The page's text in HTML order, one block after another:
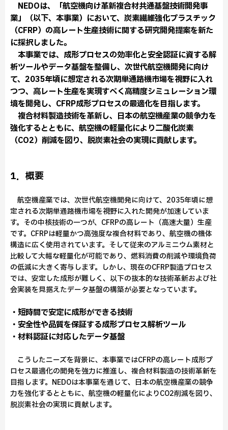
NEDOは、「航空機向け革新複合材共通基盤技術開発事
業」（以下、本事業）において、炭素繊維強化プラスチック
（CFRP）の高レート生産技術に関する研究開発提案を新た
に採択しました。
本事業では、成形プロセスの効率化と安全認証に資する解
析ツールやデータ基盤を整備し、次世代航空機開発に向け
て、2035年頃に想定される次期単通路機市場を視野に入れ
つつ、高レート生産を実現すべく高精度シミュレーション環
境を開発し、CFRP成形プロセスの最適化を目指します。
複合材料製造技術を革新し、日本の航空機産業の競争力を
強化するとともに、航空機の軽量化により二酸化炭素
（CO2）削減を図り、脱炭素社会の実現に貢献します。
1．概要
航空機産業では、次世代航空機開発に向けて、2035年頃に想
定される次期単通路機市場を視野に入れた開発が加速していま
す。その中核技術の一つが、CFRPの高レート（高速大量）生産
です。CFRPは軽量かつ高強度な複合材料であり、航空機の機体
構造に広く使用されています。そして従来のアルミニウム素材と
比較して大幅な軽量化が可能であり、燃料消費の削減や環境負荷
の低減に大きく寄与します。しかし、現在のCFRP製造プロセス
では、安定した成形が難しく、以下の抜本的な技術革新および社
会実装を見据えたデータ基盤の構築が必要となっています。
・短時間で安定に成形ができる技術
・安全性や品質を保証する成形プロセス解析ツール
・材料認証に対応したデータ基盤
こうしたニーズを背景に、本事業ではCFRPの高レート成形プ
ロセス最適化の開発を強力に推進し、複合材料製造の技術革新を
目指します。NEDOは本事業を通じて、日本の航空機産業の競争
力を強化するとともに、航空機の軽量化によりCO2削減を図り、
脱炭素社会の実現に貢献します。